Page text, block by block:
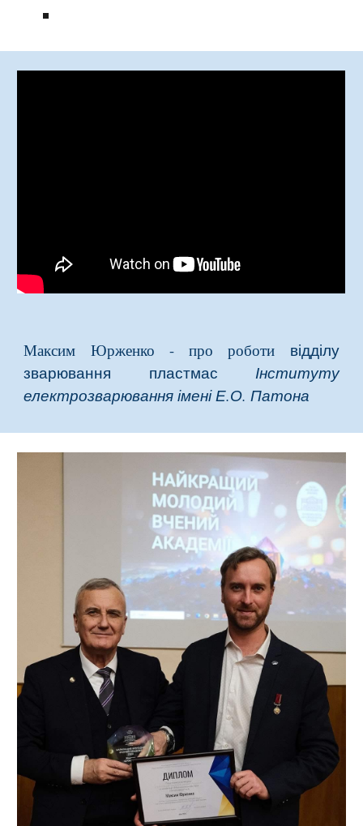
Максим Юрженко - про роботи відділу
зварювання пластмас Інституту
електрозварювання імені Е.О. Патона